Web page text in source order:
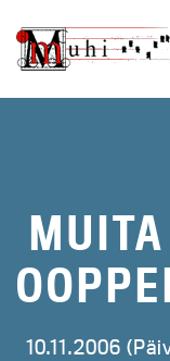
sisältöön
10.11.2006